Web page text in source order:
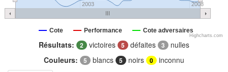
Cote Performance Cote adversaires
2008
2003
Highcharts.com
Résultats: 2 victoires 5 défaites 3
nulles
Couleurs:
5 blancs 5 noirs 0 inconnu